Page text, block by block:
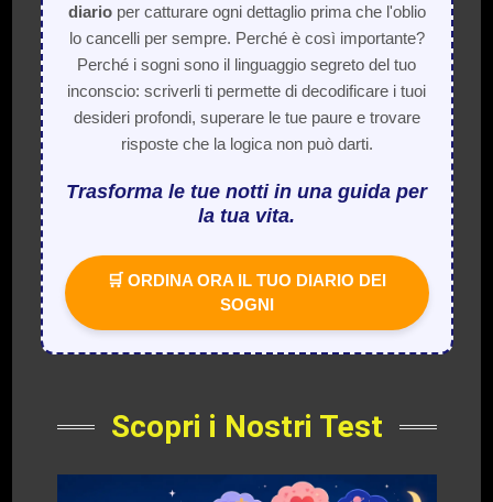
diarioper catturare ogni dettaglio prima che l'oblio
lo cancelli per sempre. Perché è così importante?
Perché i sogni sono il linguaggio segreto del tuo
inconscio: scriverli ti permette di decodificare i tuoi
desideri profondi, superare le tue paure e trovare
risposte che la logica non può darti.
Trasforma le tue notti in una guida per
la tua vita.
🛒 ORDINA ORA IL TUO DIARIO DEI
SOGNI
Scopri i Nostri Test